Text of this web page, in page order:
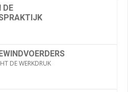
DE
DE WERKDRUK